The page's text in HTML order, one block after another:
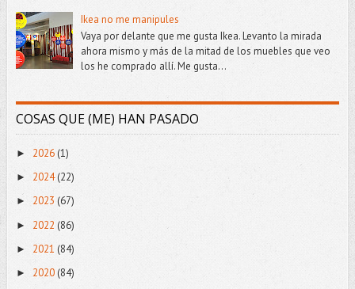
Ikea no me manipules
Vaya por delante que me gusta Ikea. Levanto la mirada
ahora mismo y más de la mitad de los muebles que veo
los he comprado allí. Me gusta...
COSAS QUE (ME) HAN PASADO
► 2026 (1)
► 2024(22)
► 2023 (67)
► 2022 (86)
► 2021 (84)
► 2020(84)